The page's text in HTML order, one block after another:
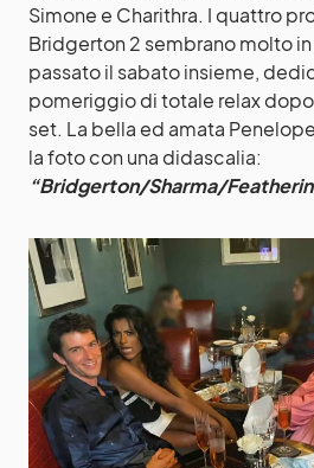
Simone e Charithra. I quattro
Bridgerton 2 sembrano molto
passato il sabato insieme,
pomeriggio di totale relax
set. La bella ed amata
la foto con una didascalia:
“Bridgerton/Sharma/